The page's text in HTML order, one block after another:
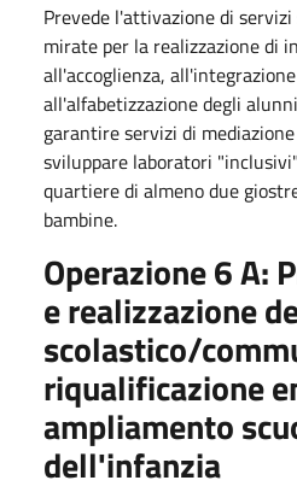
Prevede l'attivazione di
mirate per la realizzazione di
all'accoglienza,
all'alfabetizzazione degli
garantire servizi di
sviluppare laboratori
quartiere di almeno due
bambine.
Operazione 6 A:
e realizzazione
scolastico/
riqualificazione
ampliamento
dell'infanzia